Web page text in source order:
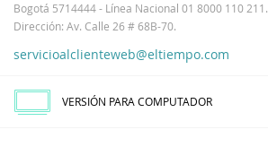
Bogotá 5714444 - Línea Nacional 01 8000 110 211.
Dirección: Av. Calle 26 # 68B-70.
servicioalclienteweb@eltiempo.com
VERSIÓN PARA COMPUTADOR